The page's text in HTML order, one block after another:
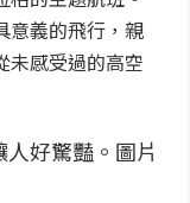
意義的飛行，親
未感受過的高空